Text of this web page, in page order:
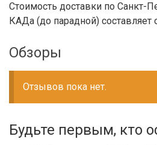
Стоимость доставки по Санкт-
КАДа (до парадной) составляет
Обзоры
Отзывов пока нет.
Будьте первым, кто